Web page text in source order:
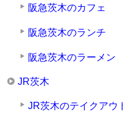
阪急茨木のカフェ
阪急茨木のランチ
阪急茨木のラーメン
JR茨木
JR茨木のテイクアウ